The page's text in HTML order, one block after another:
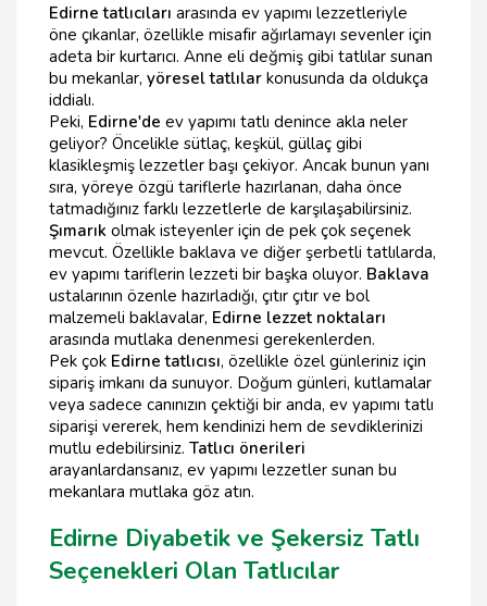
Edirne tatlıcıları arasında ev yapımı lezzetleriyle
öne çıkanlar, özellikle misafir ağırlamayı sevenler için
adeta bir kurtarıcı. Anne eli değmiş gibi tatlılar sunan
bu mekanlar, yöresel tatlılar konusunda da oldukça
iddialı.
Peki, Edirne'de ev yapımı tatlı denince akla neler
geliyor? Öncelikle sütlaç, keşkül, güllaç gibi
klasikleşmiş lezzetler başı çekiyor. Ancak bunun yanı
sıra, yöreye özgü tariflerle hazırlanan, daha önce
tatmadığınız farklı lezzetlerle de karşılaşabilirsiniz.
Şımarık olmak isteyenler için de pek çok seçenek
mevcut. Özellikle baklava ve diğer şerbetli tatlılarda,
ev yapımı tariflerin lezzeti bir başka oluyor. Baklava
ustalarının özenle hazırladığı, çıtır çıtır ve bol
malzemeli baklavalar, Edirne lezzet noktaları
arasında mutlaka denenmesi gerekenlerden.
Pek çok Edirne tatlıcısı, özellikle özel günleriniz için
sipariş imkanı da sunuyor. Doğum günleri, kutlamalar
veya sadece canınızın çektiği bir anda, ev yapımı tatlı
siparişi vererek, hem kendinizi hem de sevdiklerinizi
mutlu edebilirsiniz. Tatlıcı önerileri
arayanlardansanız, ev yapımı lezzetler sunan bu
mekanlara mutlaka göz atın.
Edirne Diyabetik ve Şekersiz Tatlı
Seçenekleri Olan Tatlıcılar